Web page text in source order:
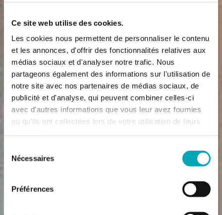
Ce site web utilise des cookies.
Les cookies nous permettent de personnaliser le contenu
et les annonces, d'offrir des fonctionnalités relatives aux
médias sociaux et d'analyser notre trafic. Nous
partageons également des informations sur l'utilisation de
notre site avec nos partenaires de médias sociaux, de
publicité et d'analyse, qui peuvent combiner celles-ci
avec d'autres informations que vous leur avez fournies
ou qu'ils ont collectées lors de votre utilisation de leurs
Nécessaires
Préférences